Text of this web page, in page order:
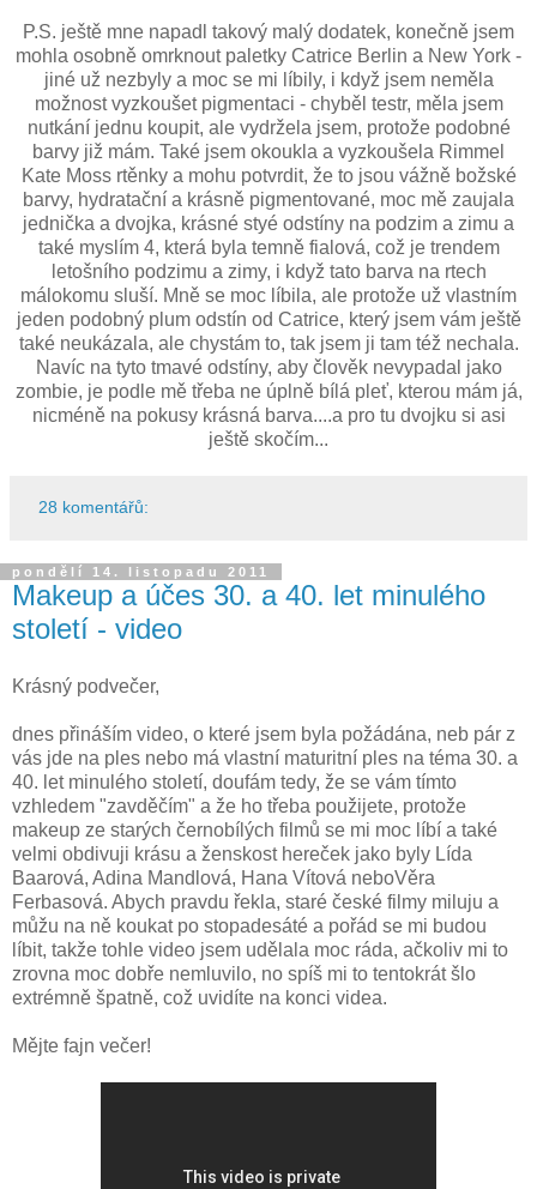
P.S. ještě mne napadl takový malý dodatek, konečně jsem
mohla osobně omrknout paletky Catrice Berlin a New York -
jiné už nezbyly a moc se mi líbily, i když jsem neměla
možnost vyzkoušet pigmentaci - chyběl testr, měla jsem
nutkání jednu koupit, ale vydržela jsem, protože podobné
barvy již mám. Také jsem okoukla a vyzkoušela Rimmel
Kate Moss rtěnky a mohu potvrdit, že to jsou vážně božské
barvy, hydratační a krásně pigmentované, moc mě zaujala
jednička a dvojka, krásné styé odstíny na podzim a zimu a
také myslím 4, která byla temně fialová, což je trendem
letošního podzimu a zimy, i když tato barva na rtech
málokomu sluší. Mně se moc líbila, ale protože už vlastním
jeden podobný plum odstín od Catrice, který jsem vám ještě
také neukázala, ale chystám to, tak jsem ji tam též nechala.
Navíc na tyto tmavé odstíny, aby člověk nevypadal jako
zombie, je podle mě třeba ne úplně bílá pleť, kterou mám já,
nicméně na pokusy krásná barva....a pro tu dvojku si asi
ještě skočím...
28 komentářů:
pondělí 14. listopadu 2011
Makeup a účes 30. a 40. let minulého
století - video
Krásný podvečer,
dnes přináším video, o které jsem byla požádána, neb pár z
vás jde na ples nebo má vlastní maturitní ples na téma 30. a
40. let minulého století, doufám tedy, že se vám tímto
vzhledem "zavděčím" a že ho třeba použijete, protože
makeup ze starých černobílých filmů se mi moc líbí a také
velmi obdivuji krásu a ženskost hereček jako byly Lída
Baarová, Adina Mandlová, Hana Vítová neboVěra
Ferbasová. Abych pravdu řekla, staré české filmy miluju a
můžu na ně koukat po stopadesáté a pořád se mi budou
líbit, takže tohle video jsem udělala moc ráda, ačkoliv mi to
zrovna moc dobře nemluvilo, no spíš mi to tentokrát šlo
extrémně špatně, což uvidíte na konci videa.
Mějte fajn večer!